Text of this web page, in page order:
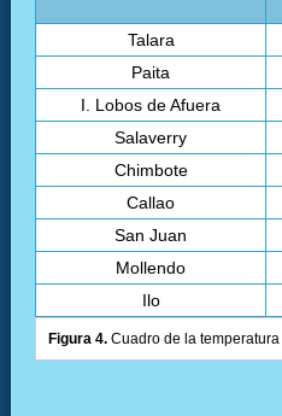
Talara
Paita
I. Lobos de Afuera
Salaverry
Chimbote
Callao
San Juan
Mollendo
Ilo
Figura 4. Cuadro de la